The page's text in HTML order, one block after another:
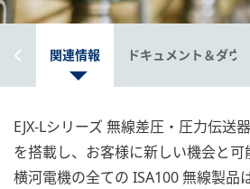
要 関連情報 ドキュメント＆ダウ
EJX-Lシリーズ 無線差圧・圧力伝送
を搭載し、お客様に新しい機会と可
横河電機の全ての ISA100 無線製品